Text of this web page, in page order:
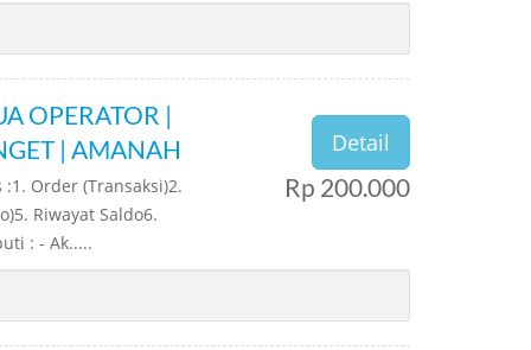
OPERATOR |
| AMANAH
Order (Transaksi)2.
Riwayat Saldo6.
: - Ak.....
Detail
Rp 200.000